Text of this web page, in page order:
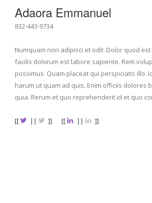
Adaora Emmanuel
832-443-9734
Numquam non adipisci et odit. Dolor quod
facilis dolorum est labore sapiente. Rem
possimus. Quam placeat qui perspiciatis illo.
harum ut quam ad quis. Enim officiis dolores
quia. Rerum et quo reprehenderit id et quo
[[ || ]] [[ || ]]